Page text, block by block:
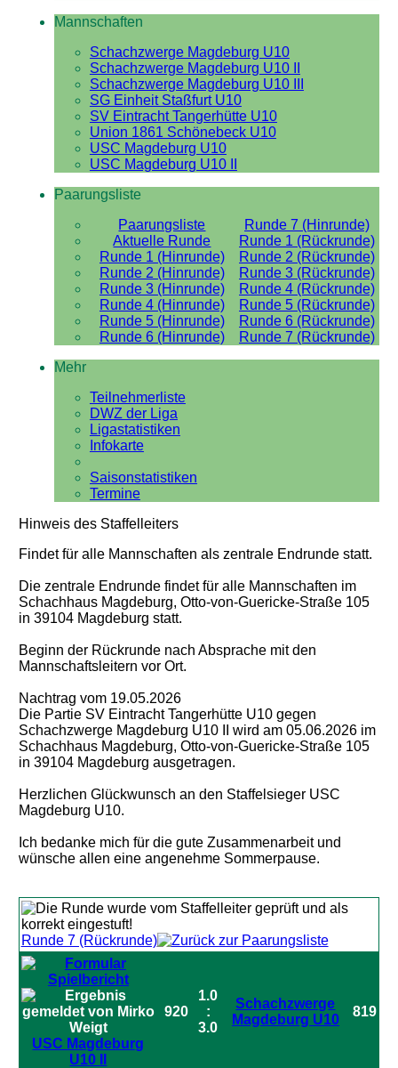
Mannschaften
Schachzwerge Magdeburg U10
Schachzwerge Magdeburg U10 II
Schachzwerge Magdeburg U10 III
SG Einheit Staßfurt U10
SV Eintracht Tangerhütte U10
Union 1861 Schönebeck U10
USC Magdeburg U10
USC Magdeburg U10 II
Paarungsliste
Paarungsliste
Runde 7 (Hinrunde)
Aktuelle Runde
Runde 1 (Rückrunde)
Runde 1 (Hinrunde)
Runde 2 (Rückrunde)
Runde 2 (Hinrunde)
Runde 3 (Rückrunde)
Runde 3 (Hinrunde)
Runde 4 (Rückrunde)
Runde 4 (Hinrunde)
Runde 5 (Rückrunde)
Runde 5 (Hinrunde)
Runde 6 (Rückrunde)
Runde 6 (Hinrunde)
Runde 7 (Rückrunde)
Mehr
Teilnehmerliste
DWZ der Liga
Ligastatistiken
Infokarte
Saisonstatistiken
Termine
Hinweis des Staffelleiters
Findet für alle Mannschaften als zentrale Endrunde statt.
Die zentrale Endrunde findet für alle Mannschaften im
Schachhaus Magdeburg, Otto-von-Guericke-Straße 105
in 39104 Magdeburg statt.
Beginn der Rückrunde nach Absprache mit den
Mannschaftsleitern vor Ort.
Nachtrag vom 19.05.2026
Die Partie SV Eintracht Tangerhütte U10 gegen
Schachzwerge Magdeburg U10 II wird am 05.06.2026 im
Schachhaus Magdeburg, Otto-von-Guericke-Straße 105
in 39104 Magdeburg ausgetragen.
Herzlichen Glückwunsch an den Staffelsieger USC
Magdeburg U10.
Ich bedanke mich für die gute Zusammenarbeit und
wünsche allen eine angenehme Sommerpause.
Runde 7 (Rückrunde)
USC Magdeburg
U10 II
920
1.0
:
3.0
Schachzwerge
Magdeburg U10
819